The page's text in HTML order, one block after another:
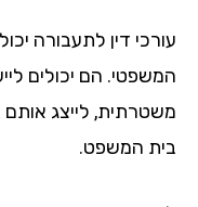
דין לתעבורה יכולים
הם יכולים לייעץ
לייצג אותם
המשפט.